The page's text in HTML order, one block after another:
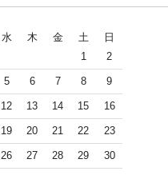
水 木 金 土 日
1 2
5 6 7 8 9
12 13 14 15 16
19 20 21 22 23
26 27 28 29 30